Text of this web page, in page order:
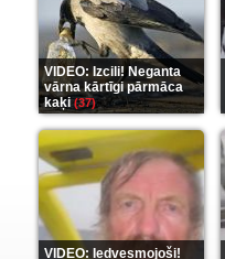
VIDEO: Izcili! Neganta
vārna kārtīgi pārmāca
kaķi(37)
VIDEO: Iedvesmojoši!